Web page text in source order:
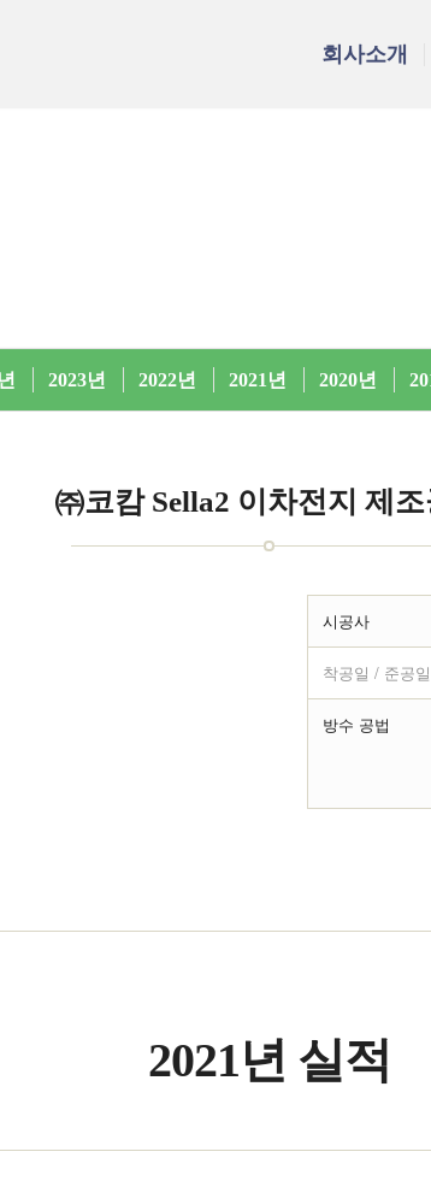
회사소개
2023년 2022년 2021년 2020년
㈜코캄 Sella2 이차전지 제
시공사
착공일 / 준공일
방수 공법
2021년 실적